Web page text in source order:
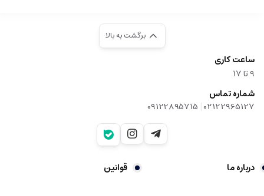
برگشت به بالا
ساعت کاری
9‌ تا ۱۷
شماره تماس
02122965127
|
09122895715
درباره ما قوانین